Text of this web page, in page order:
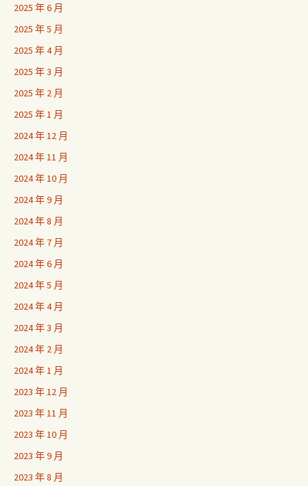
2025 年 6 月
2025 年 5 月
2025 年 4 月
2025 年 3 月
2025 年 2 月
2025 年 1 月
2024 年 12 月
2024 年 11 月
2024 年 10 月
2024 年 9 月
2024 年 8 月
2024 年 7 月
2024 年 6 月
2024 年 5 月
2024 年 4 月
2024 年 3 月
2024 年 2 月
2024 年 1 月
2023 年 12 月
2023 年 11 月
2023 年 10 月
2023 年 9 月
2023 年 8 月